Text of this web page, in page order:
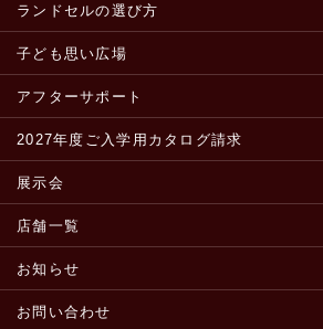
ランドセルの選び方
子ども思い広場
アフターサポート
2027年度ご入学用カタログ請求
展示会
店舗一覧
お知らせ
お問い合わせ